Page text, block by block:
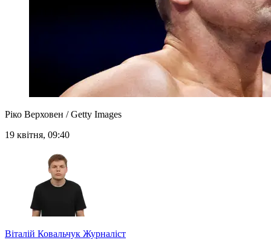
Ріко Верховен / Getty Images
19 квітня, 09:40
Віталій Ковальчук Журналіст